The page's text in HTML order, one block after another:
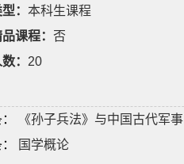
： 本科生课程
课程： 否
： 20
《孙子兵法》与中国古代军事
国学概论